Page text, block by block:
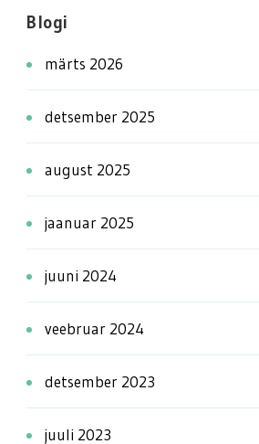
Blogi
märts 2026
detsember 2025
august 2025
jaanuar 2025
juuni 2024
veebruar 2024
detsember 2023
juuli 2023